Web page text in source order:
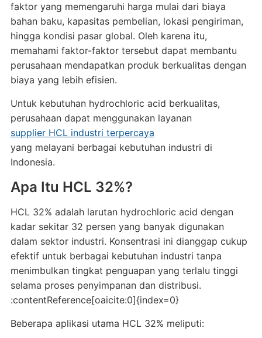
faktor yang memengaruhi harga mulai dari biaya
bahan baku, kapasitas pembelian, lokasi pengiriman,
hingga kondisi pasar global. Oleh karena itu,
memahami faktor-faktor tersebut dapat membantu
perusahaan mendapatkan produk berkualitas dengan
biaya yang lebih efisien.
Untuk kebutuhan hydrochloric acid berkualitas,
perusahaan dapat menggunakan layanan
supplier HCL industri terpercaya
yang melayani berbagai kebutuhan industri di
Indonesia.
Apa Itu HCL 32%?
HCL 32% adalah larutan hydrochloric acid dengan
kadar sekitar 32 persen yang banyak digunakan
dalam sektor industri. Konsentrasi ini dianggap cukup
efektif untuk berbagai kebutuhan industri tanpa
menimbulkan tingkat penguapan yang terlalu tinggi
selama proses penyimpanan dan distribusi.
:contentReference[oaicite:0]{index=0}
Beberapa aplikasi utama HCL 32% meliputi: